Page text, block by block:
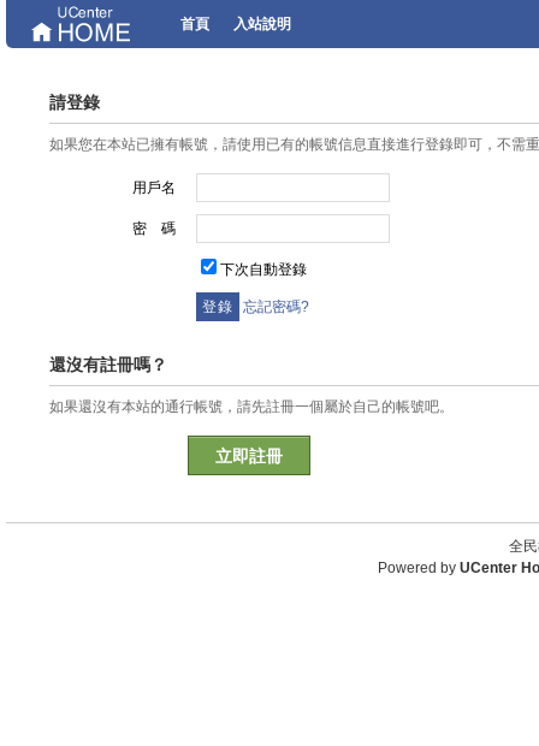
首頁 入站說明
請登錄
如果您在本站已擁有帳號，請使用已有的帳號信息直接進行登錄即可，不需
用戶名
密 碼
下次自動登錄
忘記密碼?
還沒有註冊嗎？
如果還沒有本站的通行帳號，請先註冊一個屬於自己的帳號吧。
立即註冊
全
Powered by UCenter